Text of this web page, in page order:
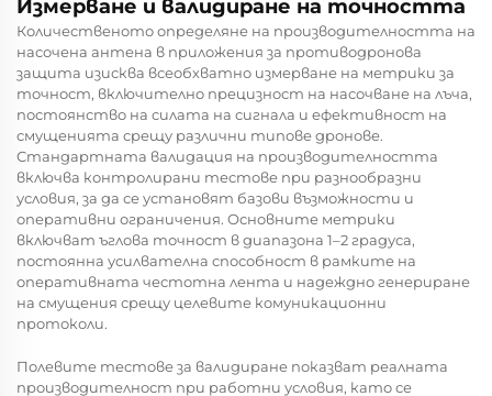
Измерване и валидиране на точността
Количественото определяне на производителността на
насочена антена в приложения за противодронова
защита изисква всеобхватно измерване на метрики за
точност, включително прецизност на насочване на лъча,
постоянство на силата на сигнала и ефективност на
смущенията срещу различни типове дронове.
Стандартната валидация на производителността
включва контролирани тестове при разнообразни
условия, за да се установят базови възможности и
оперативни ограничения. Основните метрики
включват ъглова точност в диапазона 1–2 градуса,
постоянна усилвателна способност в рамките на
оперативната честотна лента и надеждно генериране
на смущения срещу целевите комуникационни
протоколи.
Полевите тестове за валидиране показват реалната
производителност при работни условия, като се